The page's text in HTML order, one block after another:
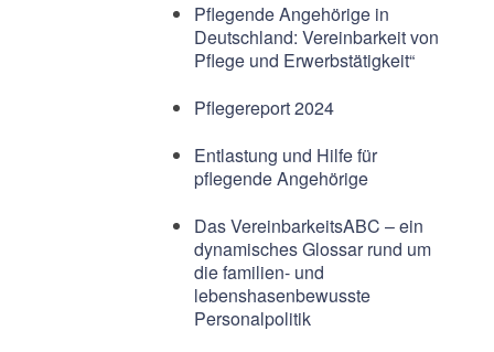
Pflegende Angehörige in
Deutschland: Vereinbarkeit von
Pflege und Erwerbstätigkeit“
Pflegereport 2024
Entlastung und Hilfe für
pflegende Angehörige
Das VereinbarkeitsABC – ein
dynamisches Glossar rund um
die familien- und
lebenshasenbewusste
Personalpolitik